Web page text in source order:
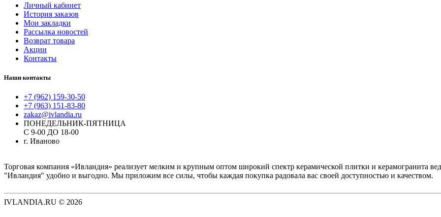
Личный кабинет
История заказов
Мои закладки
Рассылка новостей
Возврат товара
Акции
Контакты
Наши контакты
+7 (962) 159-30-50
+7 (963) 151-83-80
zakaz@ivlandia.ru
ПОНЕДЕЛЬНИК-ПЯТНИЦА
С 9-00 ДО 18-00
г. Иваново
Торговая компания «Ивландия» реализует мелким и крупным оптом широкий спектр керамической плитки и керамогранита
"Ивландия" удобно и выгодно. Мы приложим все силы, чтобы каждая покупка радовала вас своей доступностью и качеством.
IVLANDIA.RU © 2026